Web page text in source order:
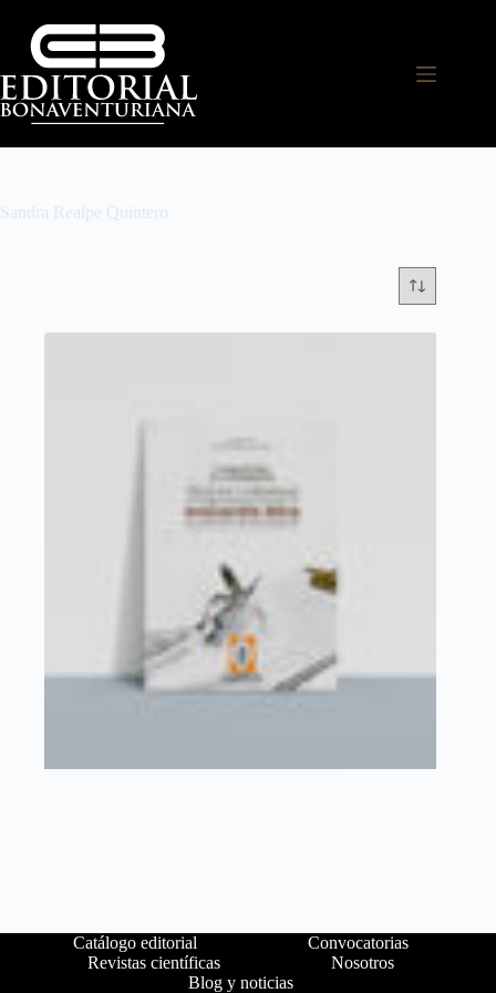
Sandra Realpe Quintero
Catálogo editorial
Convocatorias
Revistas científicas
Nosotros
Blog y noticias